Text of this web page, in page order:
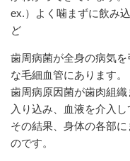
ex.）よく噛まずに飲み
ど
歯周病菌が全身の病気
な毛細血管にあります。
歯周病原因菌が歯肉組
入り込み、血液を介入し
その結果、身体の各部
のです。